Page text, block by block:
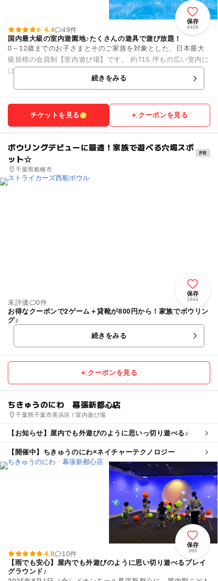
保存
4408
4.4
49件
国内最大級の室内遊園地♪たくさんの遊具で遊び放題！
0～12歳までのお子さまとそのご家族を対象とした、日本最大
級規模の会員制【室内遊び場】です。 約715 坪もの広い室内に
は、大人も一緒に遊べる滑り台などのふわふわ遊具や、さまざ
続きをみる
チケットを見る クーポンを見る
ボウリングデビューに最適！家族で遊べる穴場スポ
ット☆
千葉県船橋市
保存
1844
未評価
0件
お得なクーポンで2ゲーム＋貸靴が800円から！家族でボウリン
グ♪
続きをみる
クーポンを見る
ちきゅうのにわ 幕張新都心店
千葉県千葉市美浜区 / 室内遊び場
【お知らせ】屋内でも外遊びのように思いっ切り遊べる♪
【開催中】ちきゅうのにわ×ネイチャーテクノロジー
保存
386
4.8
10件
【雨でも安心】屋内でも外遊びのように思い切り遊べるプレイ
グラウンド♪